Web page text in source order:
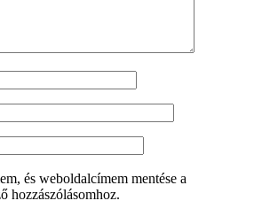
és weboldalcímem mentése a
hozzászólásomhoz.